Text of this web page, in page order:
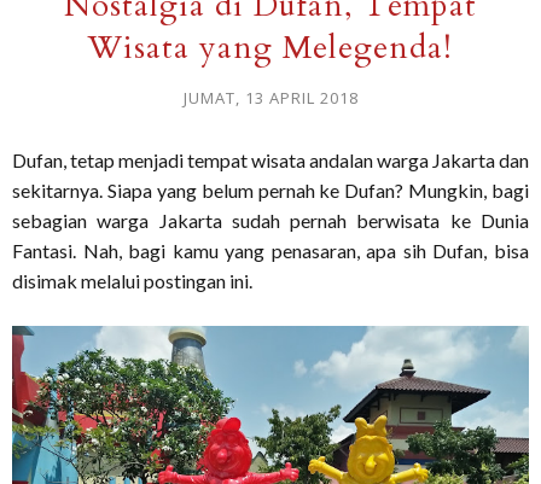
Wisata yang Melegenda!
JUMAT, 13 APRIL 2018
Dufan, tetap menjadi tempat wisata andalan warga Jakarta dan
sekitarnya. Siapa yang belum pernah ke Dufan? Mungkin, bagi
sebagian warga Jakarta sudah pernah berwisata ke Dunia
Fantasi. Nah, bagi kamu yang penasaran, apa sih Dufan, bisa
disimak melalui postingan ini.